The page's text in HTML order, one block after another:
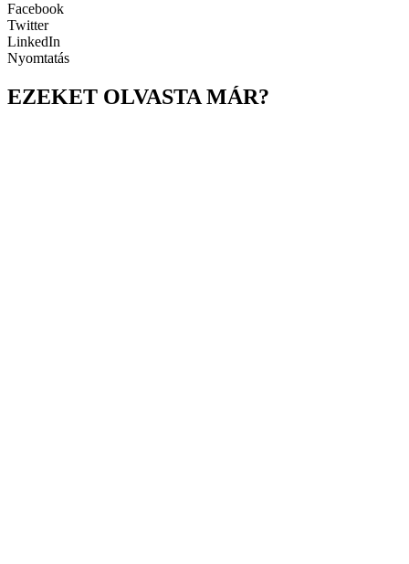
Facebook
Twitter
LinkedIn
Nyomtatás
EZEKET OLVASTA MÁR?